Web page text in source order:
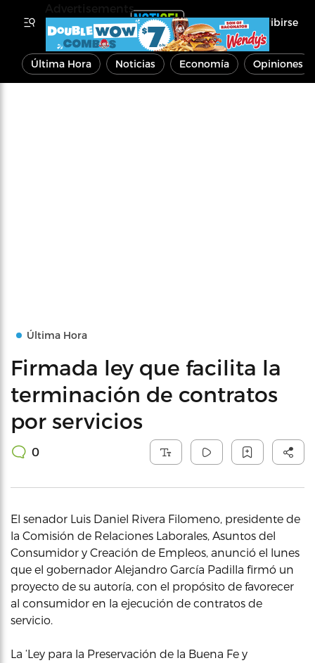
Inscribirse
Última Hora Noticias Economía Opiniones
Última Hora
Firmada ley que facilita la
terminación de contratos
por servicios
0
El senador Luis Daniel Rivera Filomeno, presidente de
la Comisión de Relaciones Laborales, Asuntos del
Consumidor y Creación de Empleos, anunció el lunes
que el gobernador Alejandro García Padilla firmó un
proyecto de su autoría, con el propósito de favorecer
al consumidor en la ejecución de contratos de
servicio.
La ‘Ley para la Preservación de la Buena Fe y
Advertisements